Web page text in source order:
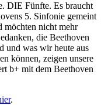
DIE Fünfte. Es braucht
5. Sinfonie gemeint
möchten nicht mehr
die Beethoven
und was wir heute aus
können, zeigen unsere
b+ mit dem Beethoven
.